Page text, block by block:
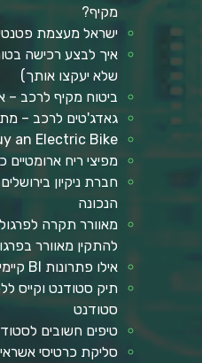
מקיף?
ישראל מעצמת
איך לבצע רכישה
שלא יעקצו אותך)
ביטוח מקיף לרכב –
גאדג'טים לרכב –
an Electric Bike
מפיצי ריח ארומטיים
חברת ניקיון
הנכונה
מאוורר תקרה
להתקין מאוורר
אילו פתרונות BI קיימים היום?
תיק סטודנט וקייס
סטודנט
טיפים חשובים
סליקת כרטיסי